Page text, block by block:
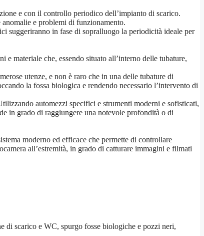
e con il controllo periodico dell’impianto di scarico.
e problemi di funzionamento.
suggeriranno in fase di sopralluogo la periodicità ideale per
e materiale che, essendo situato all’interno delle tubature,
utenze, e non è raro che in una delle tubature di
la fossa biologica e rendendo necessario l’intervento di
automezzi specifici e strumenti moderni e sofisticati,
in grado di raggiungere una notevole profondità o di
moderno ed efficace che permette di controllare
all’estremità, in grado di catturare immagini e filmati
scarico e WC, spurgo fosse biologiche e pozzi neri,